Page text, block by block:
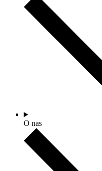
O nas